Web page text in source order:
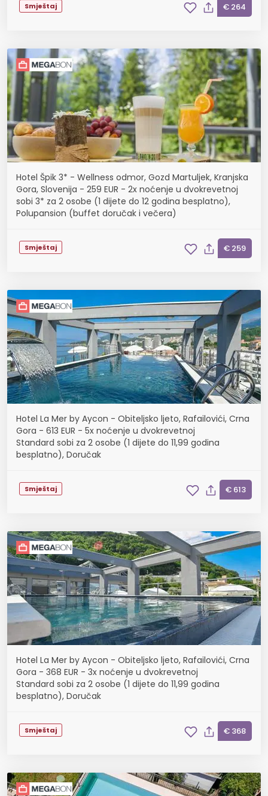
Smještaj € 264
Hotel Špik 3* - Wellness odmor, Gozd Martuljek, Kranjska
Gora, Slovenija - 259 EUR - 2x noćenje u dvokrevetnoj
sobi 3* za 2 osobe (1 dijete do 12 godina besplatno),
Polupansion (buffet doručak i večera)
Smještaj € 259
Hotel La Mer by Aycon - Obiteljsko ljeto, Rafailovići, Crna
Gora - 613 EUR - 5x noćenje u dvokrevetnoj
Standard sobi za 2 osobe (1 dijete do 11,99 godina
besplatno), Doručak
Smještaj € 613
Hotel La Mer by Aycon - Obiteljsko ljeto, Rafailovići, Crna
Gora - 368 EUR - 3x noćenje u dvokrevetnoj
Standard sobi za 2 osobe (1 dijete do 11,99 godina
besplatno), Doručak
Smještaj € 368